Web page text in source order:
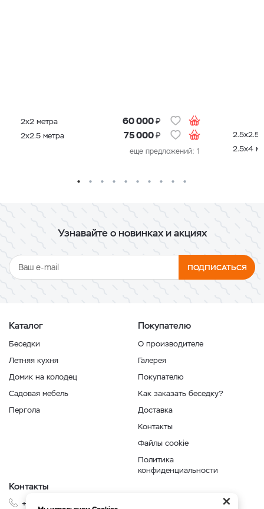
2х2 метра 60 000₽
2х2.5 метра 75 000₽
еще предложений: 1
2.5х2.5
2.5х4
Узнавайте о новинках и акциях
ПОДПИСАТЬСЯ
Каталог
Беседки
Летняя кухня
Домик на колодец
Садовая мебель
Пергола
Покупателю
О производителе
Галерея
Покупателю
Как заказать беседку?
Доставка
Контакты
Файлы cookie
Политика
конфиденциальности
Контакты
+7 999 210-35-35 ×